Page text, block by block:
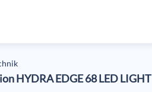
HYDRA EDGE 68 LED LIGHT